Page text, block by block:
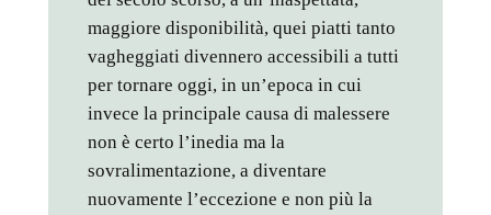
maggiore disponibilità, quei piatti tanto
vagheggiati divennero accessibili a tutti
per tornare oggi, in un’epoca in cui
invece la principale causa di malessere
non è certo l’inedia ma la
sovralimentazione, a diventare
nuovamente l’eccezione e non più la